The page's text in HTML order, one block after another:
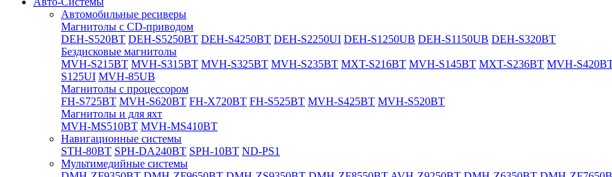
Автомобильные ресиверы
Магнитолы с CD-приводом
DEH-S520BT DEH-S5250BT DEH-S4250BT DEH-S2250UI DEH-S1250UB DEH-S1150UB DEH-S320BT
Бездисковые магнитолы
MVH-S215BT MVH-S315BT MVH-S325BT MVH-S235BT MXT-S216BT MVH-S145BT MXT-S236BT MVH-
S125UI MVH-85UB
Магнитолы с процессором
FH-S725BT MVH-S620BT FH-X720BT FH-S525BT MVH-S425BT MVH-S520BT
Магнитолы и для яхт
MVH-MS510BT MVH-MS410BT
Навигационные системы
STH-80BT SPH-DA240BT SPH-10BT ND-PS1
Мультимедийные системы